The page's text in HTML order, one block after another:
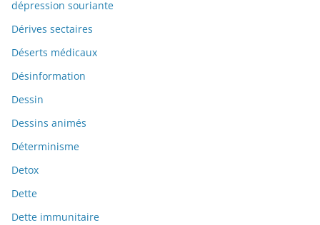
dépression souriante
Dérives sectaires
Déserts médicaux
Désinformation
Dessin
Dessins animés
Déterminisme
Detox
Dette
Dette immunitaire